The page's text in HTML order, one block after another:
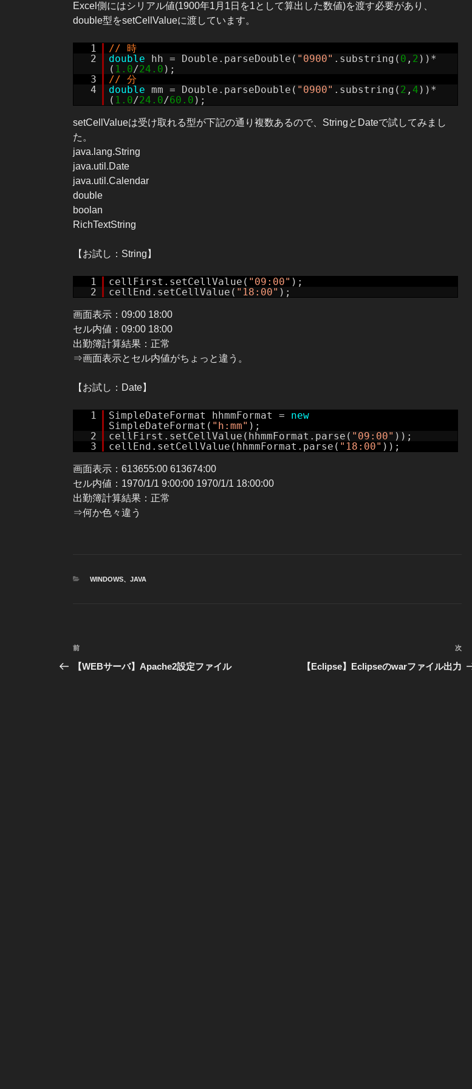
Excel側にはシリアル値(1900年1月1日を1として算出した数値)を渡す必要があり、
double型をsetCellValueに渡しています。
1
// 時
2
double hh = Double.parseDouble( "0900" .substring( 0 , 2 ))*
( 1.0/24.0 );
3
// 分
4
double mm = Double.parseDouble( "0900" .substring( 2 , 4 ))*
( 1.0/24.0/60.0 );
setCellValueは受け取れる型が下記の通り複数あるので、StringとDateで試してみまし
た。
java.lang.String
java.util.Date
java.util.Calendar
double
boolan
RichTextString
【お試し：String】
1 cellFirst.setCellValue( "09:00" );
2
cellEnd.setCellValue( "18:00" );
画面表示：09:00 18:00
セル内値：09:00 18:00
出勤簿計算結果：正常
⇒画面表示とセル内値がちょっと違う。
【お試し：Date】
1 SimpleDateFormat hhmmFormat = new
SimpleDateFormat( "h:mm" );
2
cellFirst.setCellValue(hhmmFormat.parse( "09:00" ));
3
cellEnd.setCellValue(hhmmFormat.parse( "18:00" ));
画面表示：613655:00 613674:00
セル内値：1970/1/1 9:00:00 1970/1/1 18:00:00
出勤簿計算結果：正常
⇒何か色々違う
カ
WINDOWS、 JAVA
投
稿
前
の
前
【WEBサーバ】Apache2設定ファイル
次
の
次
【Eclipse】Eclipseのwarファイル出力